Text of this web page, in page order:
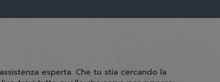
esperta. Che tu stia cercando la